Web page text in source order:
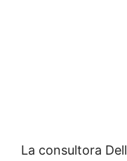
La consultora